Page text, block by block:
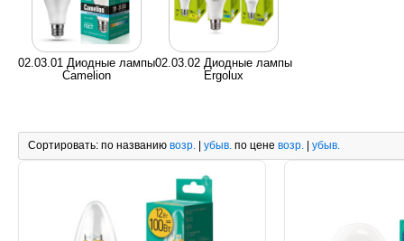
02.03.01 Диодные лампы
Camelion
02.03.02 Диодные лампы
Ergolux
Сортировать: по названию возр. | убыв. по цене возр. | убыв.